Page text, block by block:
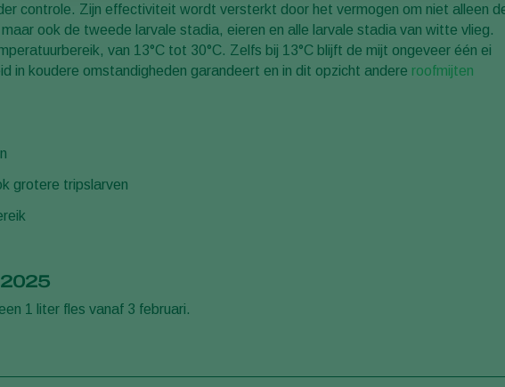
controle. Zijn effectiviteit wordt versterkt door het vermogen om niet alleen
ook de tweede larvale stadia, eieren en alle larvale stadia van witte vlieg.
van 13°C tot 30°C. Zelfs bij 13°C blijft de mijt ongeveer één ei
in koudere omstandigheden garandeert en in dit opzicht andere roofmijten
grotere tripslarven
1 liter fles vanaf 3 februari.